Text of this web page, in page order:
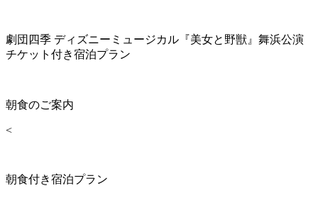
劇団四季 ディズニーミュージカル『美女と野獣』舞浜公演
チケット付き宿泊プラン
朝食のご案内
<
朝食付き宿泊プラン